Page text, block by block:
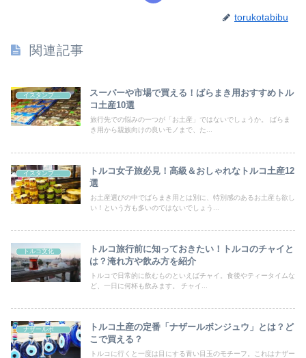
torukotabibu
関連記事
イスタンブール
スーパーや市場で買える！ばらまき用おすすめトル
コ土産10選
旅行先での悩みの一つが「お土産」ではないでしょうか。 ばらま
き用から親族向けの良いモノまで、た...
イスタンブール
トルコ女子旅必見！高級＆おしゃれなトルコ土産12
選
お土産選びの中でばらまき用とは別に、特別感のあるお土産も欲し
い！という方も多いのではないでしょう...
トルコ文化
トルコ旅行前に知っておきたい！トルコのチャイと
は？淹れ方や飲み方を紹介
トルコで日常的に飲むものといえばチャイ。食後やティータイムな
ど、一日に何杯も飲みます。 チャイ...
ナザールボンジュウ
トルコ土産の定番「ナザールボンジュウ」とは？ど
こで買える？
トルコに行くと一度は目にする青い目玉のモチーフ。これはナザー